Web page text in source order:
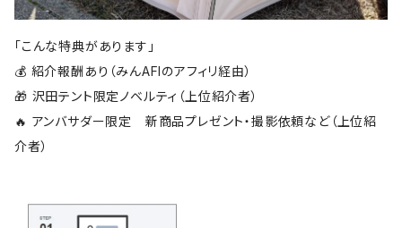
「こんな特典があります」
💰 紹介報酬あり（みんAFIのアフィリ経由）
🎁 沢田テント限定ノベルティ（上位紹介者）
🔥 アンバサダー限定 新商品プレゼント・撮影依頼など（上位紹
介者）